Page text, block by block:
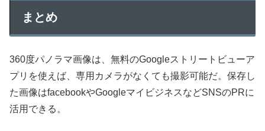
まとめ
360度パノラマ画像は、無料のGoogleストリートビューア
プリを使えば、専用カメラがなくても撮影可能だ。保存し
た画像はfacebookやGoogleマイビジネスなどSNSのPRに
活用できる。